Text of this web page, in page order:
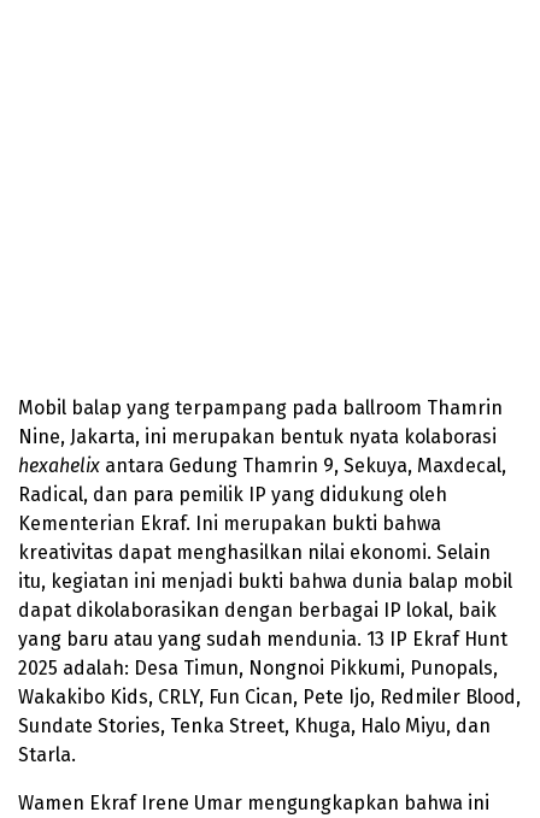
Mobil balap yang terpampang pada ballroom Thamrin
Nine, Jakarta, ini merupakan bentuk nyata kolaborasi
hexahelix antara Gedung Thamrin 9, Sekuya, Maxdecal,
Radical, dan para pemilik IP yang didukung oleh
Kementerian Ekraf. Ini merupakan bukti bahwa
kreativitas dapat menghasilkan nilai ekonomi. Selain
itu, kegiatan ini menjadi bukti bahwa dunia balap mobil
dapat dikolaborasikan dengan berbagai IP lokal, baik
yang baru atau yang sudah mendunia. 13 IP Ekraf Hunt
2025 adalah: Desa Timun, Nongnoi Pikkumi, Punopals,
Wakakibo Kids, CRLY, Fun Cican, Pete Ijo, Redmiler Blood,
Sundate Stories, Tenka Street, Khuga, Halo Miyu, dan
Starla.
Wamen Ekraf Irene Umar mengungkapkan bahwa ini